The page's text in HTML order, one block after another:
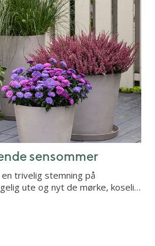
sensommer
trivelig stemning på
ute og nyt de mørke, koseli…